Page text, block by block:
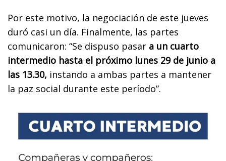
Por este motivo, la negociación de este jueves
duró casi un día. Finalmente, las partes
comunicaron: “Se dispuso pasar a un cuarto
intermedio hasta el próximo lunes 29 de junio a
las 13.30, instando a ambas partes a mantener
la paz social durante este período”.